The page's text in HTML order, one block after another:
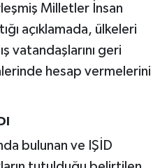
Milletler İnsan
açıklamada, ülkeleri
vatandaşlarını geri
hesap vermelerini
bulunan ve IŞİD